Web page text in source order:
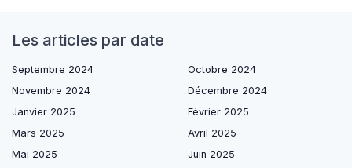
Les articles par date
Septembre 2024
Octobre 2024
Novembre 2024
Décembre 2024
Janvier 2025
Février 2025
Mars 2025
Avril 2025
Mai 2025
Juin 2025